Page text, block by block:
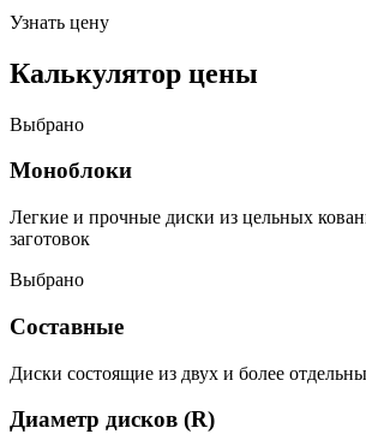
Узнать цену
Калькулятор цены
Выбрано
Моноблоки
Легкие и прочные диски из цельных
заготовок
Выбрано
Составные
Диски состоящие из двух и более
Диаметр дисков (R)